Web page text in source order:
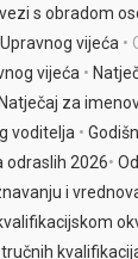
s obradom
vijeća •
vijeća •
Natječaj za
voditelja •
odraslih 2026•
i